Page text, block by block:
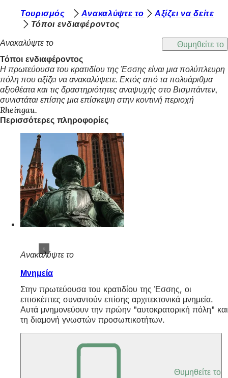
Μετάβαση στο περιεχόμενο
ί
σ
κ
ε
σ
τ
Τουρισμός Ανακαλύψτε το
Αξίζει να δείτε
Τόποι ενδιαφέροντος
Ανακαλύψτε το
Θυμηθείτε το
Τόποι ενδιαφέροντος
Η πρωτεύουσα του κρατιδίου της Έσσης είναι μια πολύπλευρη
πόλη που αξίζει να ανακαλύψετε. Εκτός από τα πολυάριθμα
αξιοθέατα και τις δραστηριότητες αναψυχής στο Βισμπάντεν,
συνιστάται επίσης μια επίσκεψη στην κοντινή περιοχή
Rheingau.
Περισσότερες πληροφορίες
Ανακαλύψτε το
Μνημεία
Στην πρωτεύουσα του κρατιδίου της Έσσης, οι
επισκέπτες συναντούν επίσης αρχιτεκτονικά μνημεία.
Αυτά μνημονεύουν την πρώην "αυτοκρατορική πόλη" και
τη διαμονή γνωστών προσωπικοτήτων.
Θυμηθείτε το